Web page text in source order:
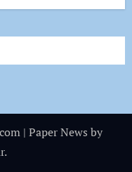
| Paper News by
.